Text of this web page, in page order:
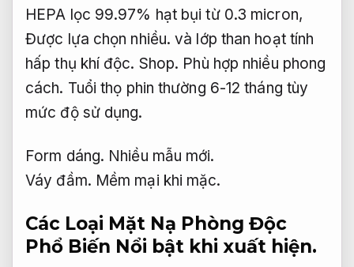
HEPA lọc 99.97% hạt bụi từ 0.3 micron,
Được lựa chọn nhiều. và lớp than hoạt tính
hấp thụ khí độc. Shop. Phù hợp nhiều phong
cách. Tuổi thọ phin thường 6-12 tháng tùy
mức độ sử dụng.
Form dáng. Nhiều mẫu mới.
Váy đầm. Mềm mại khi mặc.
Các Loại Mặt Nạ Phòng Độc
Phổ Biến Nổi bật khi xuất hiện.